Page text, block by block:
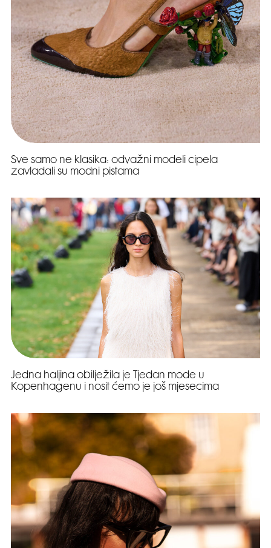
Sve samo ne klasika: odvažni modeli cipela
zavladali su modni pistama
Jedna haljina obilježila je Tjedan mode u
Kopenhagenu i nosit ćemo je još mjesecima